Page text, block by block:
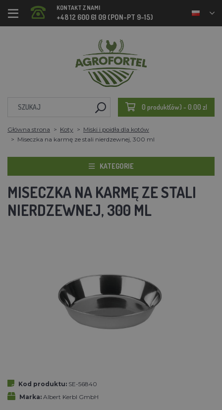
KONTAKT Z NAMI
+48 12 600 61 09 (PON-PT 9-15)
0 produkt(ów) - 0.00 zl
Główna strona Koty
Miski i poidła dla kotów
Miseczka na karmę ze stali nierdzewnej, 300 ml
KATEGORIE
MISECZKA NA KARMĘ ZE STALI
NIERDZEWNEJ, 300 ML
Kod produktu: SE-56840
Marka: Albert Kerbl GmbH